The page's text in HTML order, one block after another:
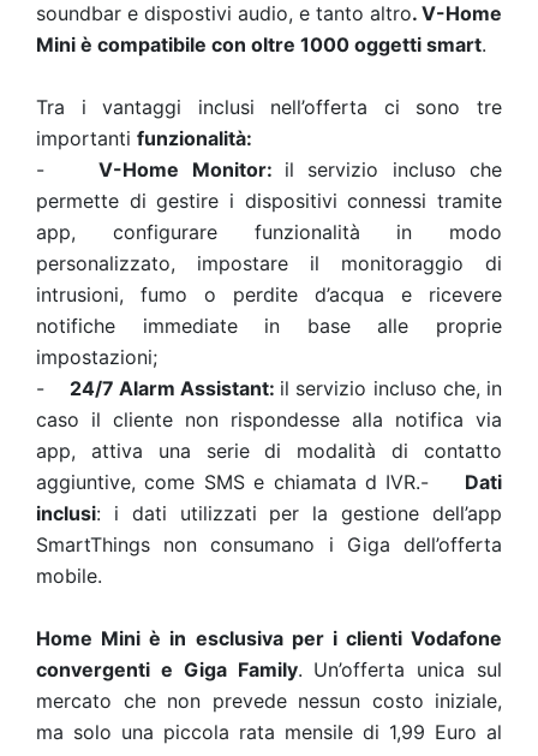
soundbar e dispostivi audio, e tanto altro. V-Home
Mini è compatibile con oltre 1000 oggetti smart.
Tra i vantaggi inclusi nell’offerta ci sono tre
importanti funzionalità:
-V-Home Monitor: il servizio incluso che
permette di gestire i dispositivi connessi tramite
app, configurare funzionalità in modo
personalizzato, impostare il monitoraggio di
intrusioni, fumo o perdite d’acqua e ricevere
notifiche immediate in base alle proprie
impostazioni;
- 24/7 Alarm Assistant: il servizio incluso che, in
caso il cliente non rispondesse alla notifica via
app, attiva una serie di modalità di contatto
aggiuntive, come SMS e chiamata d IVR.- Dati
inclusi: i dati utilizzati per la gestione dell’app
SmartThings non consumano i Giga dell’offerta
mobile.
Home Mini è in esclusiva per i clienti Vodafone
convergenti e Giga Family. Un’offerta unica sul
mercato che non prevede nessun costo iniziale,
ma solo una piccola rata mensile di 1,99 Euro al